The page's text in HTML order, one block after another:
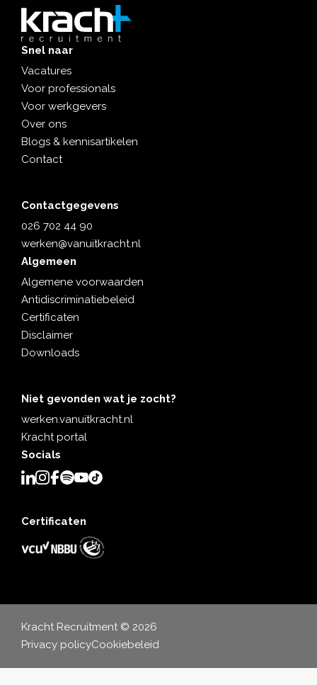
Snel naar
Vacatures
Voor professionals
Voor werkgevers
Over ons
Blogs & kennisartikelen
Contact
Contactgegevens
026 702 44 90
werken@vanuitkracht.nl
Algemeen
Algemene voorwaarden
Antidiscriminatiebeleid
Certificaten
Disclaimer
Downloads
Niet gevonden wat je zocht?
werken.vanuitkracht.nl
Kracht portal
Socials
Certificaten
Kracht Recruitment © 2026
Privacy policyCookiebeleid